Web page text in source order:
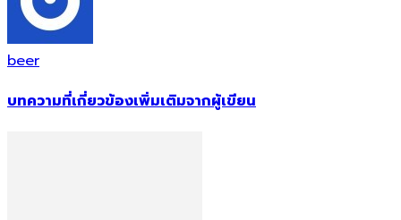
beer
บทความที่เกี่ยวข้องเพิ่มเติมจากผู้เขียน